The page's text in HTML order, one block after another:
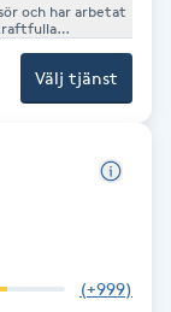
och har arbetat
med
och skador.
Välj tjänst
(+999)